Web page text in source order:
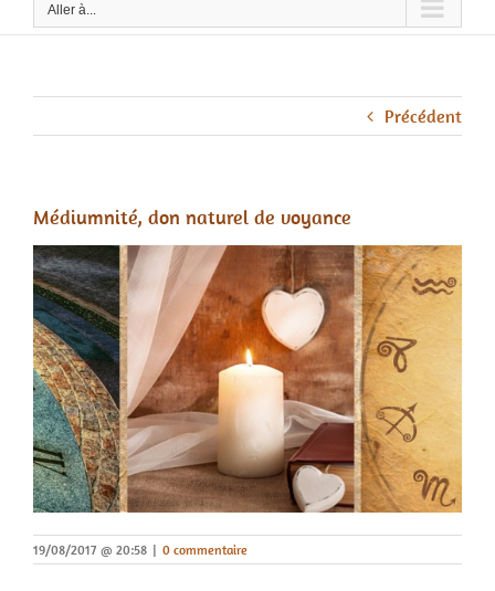
Aller à...
Précédent
Médiumnité, don naturel de voyance
19/08/2017 @ 20:58 | 0 commentaire